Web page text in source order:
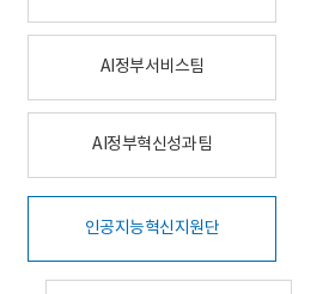
AI정부서비스팀
AI정부혁신성과팀
인공지능혁신지원단